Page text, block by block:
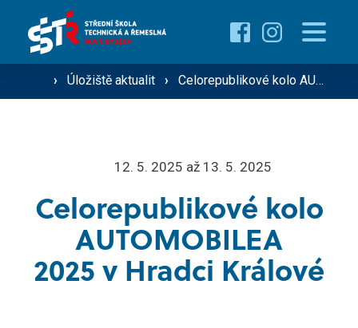
Proč studovat u nás ›
Přehled oborů ›
Přijímací řízení ›
Technik silniční dopravy
Operátor silniční dopravy
Pro žáky
Vzdělávání dospělých
Střediska školy
› Úložiště aktualit › Celorepublikové kolo AUTOMOBILEA 2025 v Hradci Králové
12. 5. 2025 až 13. 5. 2025
Celorepublikové kolo
AUTOMOBILEA
2025 v Hradci Králové